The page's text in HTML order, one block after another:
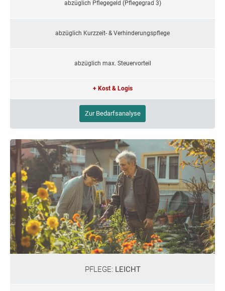
abzüglich Pflegegeld (Pflegegrad 3)
abzüglich Kurzzeit- & Verhinderungspflege
abzüglich max. Steuervorteil
+ Kost & Logis
Zur Bedarfsanalyse
PFLEGE: LEICHT